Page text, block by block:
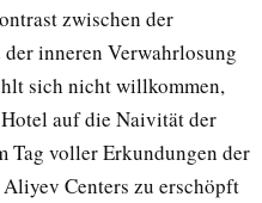
zwischen der
der inneren Verwahrlosung
sich nicht willkommen,
auf die Naivität der
Tag voller Erkundungen der
Centers zu erschöpft